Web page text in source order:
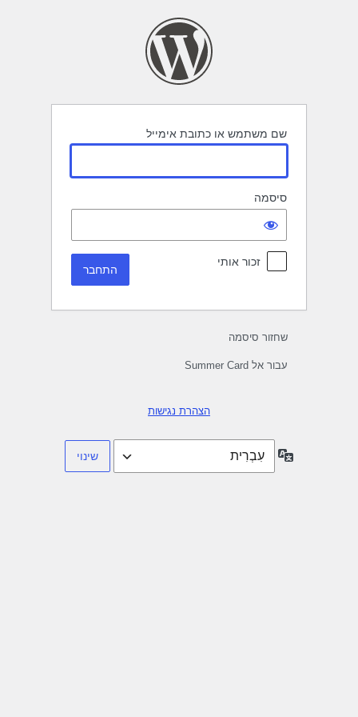
שם משתמש או כתובת אימייל
סיסמה
זכור אותי
שחזור סיסמה
עבור אל Summer Card
הצהרת נגישות
שפה